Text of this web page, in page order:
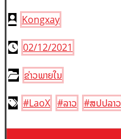
Kongxay
02/12/2021
ຂ່າວພາຍໃນ
#LaoX #ລາວ #ສປປລາວ